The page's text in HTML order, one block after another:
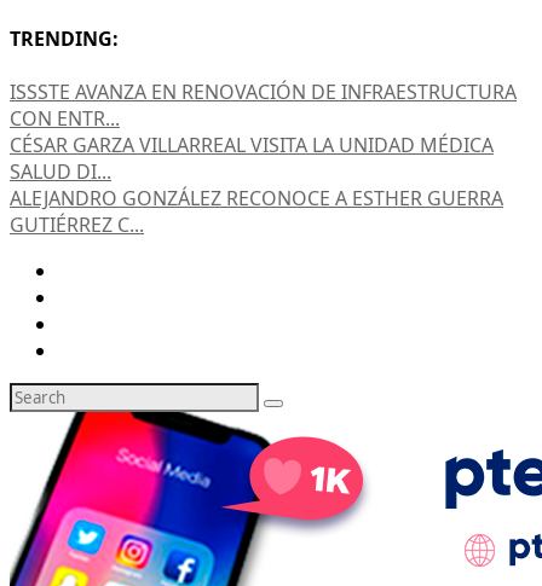
TRENDING:
ISSSTE AVANZA EN RENOVACIÓN DE INFRAESTRUCTURA
CON ENTR...
CÉSAR GARZA VILLARREAL VISITA LA UNIDAD MÉDICA
SALUD DI...
ALEJANDRO GONZÁLEZ RECONOCE A ESTHER GUERRA
GUTIÉRREZ C...